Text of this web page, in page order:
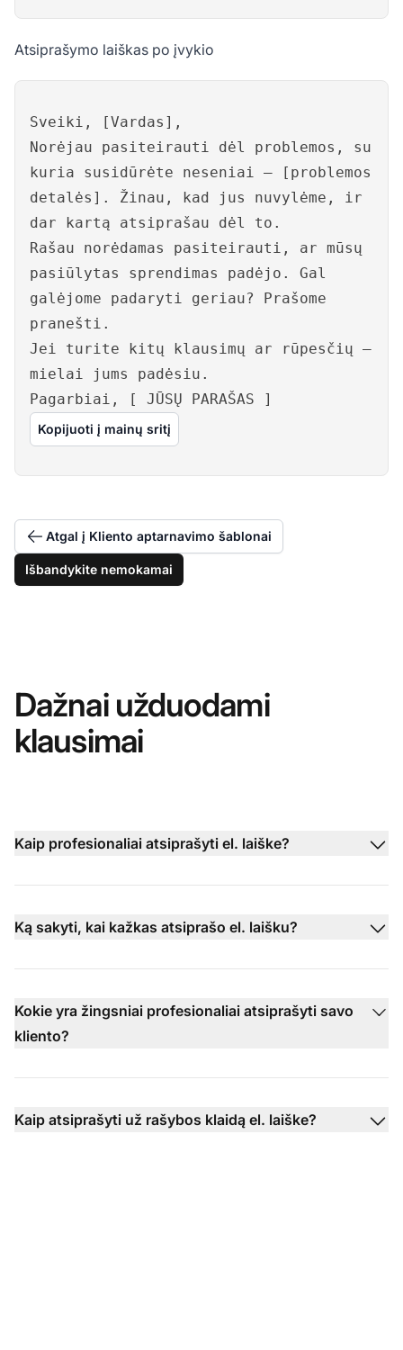
Atsiprašymo laiškas po įvykio
Sveiki, [Vardas],
Norėjau pasiteirauti dėl problemos, su
kuria susidūrėte neseniai – [problemos
detalės]. Žinau, kad jus nuvylėme, ir
dar kartą atsiprašau dėl to.
Rašau norėdamas pasiteirauti, ar mūsų
pasiūlytas sprendimas padėjo. Gal
galėjome padaryti geriau? Prašome
pranešti.
Jei turite kitų klausimų ar rūpesčių –
mielai jums padėsiu.
Pagarbiai, [ JŪSŲ PARAŠAS ]
Kopijuoti į mainų sritį
Atgal į Kliento aptarnavimo šablonai
Išbandykite nemokamai
Dažnai užduodami
klausimai
Kaip profesionaliai atsiprašyti el. laiške?
Ką sakyti, kai kažkas atsiprašo el. laišku?
Kokie yra žingsniai profesionaliai atsiprašyti savo
kliento?
Kaip atsiprašyti už rašybos klaidą el. laiške?